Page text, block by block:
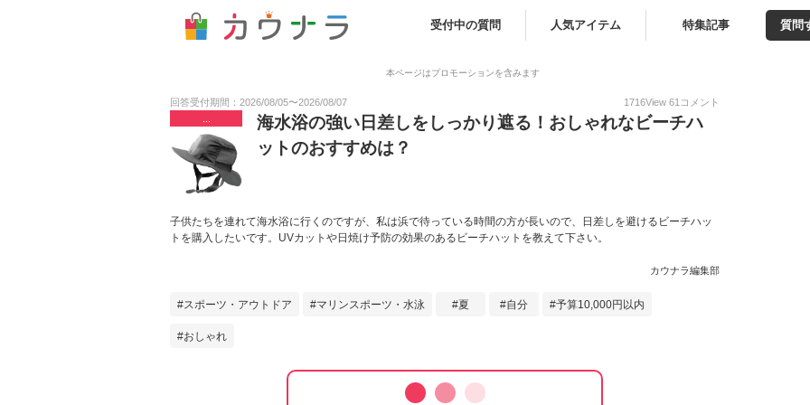
受付中の質問 人気アイテム 特集記事 質問
本ページはプロモーションを含みます
回答受付期間： 2026/08/05〜2026/08/07 1716View 61 コメント
海水浴の強い日差しをしっかり遮る！おしゃれなビーチハ
ットのおすすめは？
子供たちを連れて海水浴に行くのですが、私は浜で待っている時間の方が長いので、日差しを避けるビーチハッ
トを購入したいです。UVカットや日焼け予防の効果のあるビーチハットを教えて下さい。
カウナラ編集部
スポーツ・アウトドア マリンスポーツ・水泳 夏 自分 予算10,000円以内
おしゃれ